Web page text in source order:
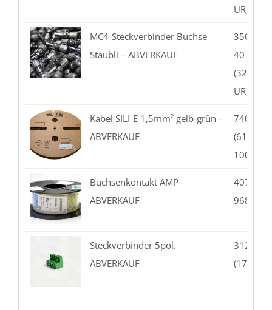
UR)
MC4-Steckverbinder Buchse
Stäubli – ABVERKAUF
350.01-
407.39-
UR)
Kabel SILI-E 1,5mm² gelb-grün –
ABVERKAUF
740.01-
10020)
Buchsenkontakt AMP
ABVERKAUF
407.44-
968851-
Steckverbinder 5pol.
ABVERKAUF
312.05-